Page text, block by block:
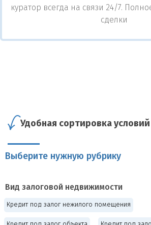
куратор всегда на связи 24/7.
сделки
Удобная сортировка условий
Выберите нужную рубрику
Вид залоговой недвижимости
Кредит под залог нежилого помещения